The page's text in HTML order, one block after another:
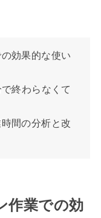
効果的な使い
終わらなくて
間の分析と改
作業での効